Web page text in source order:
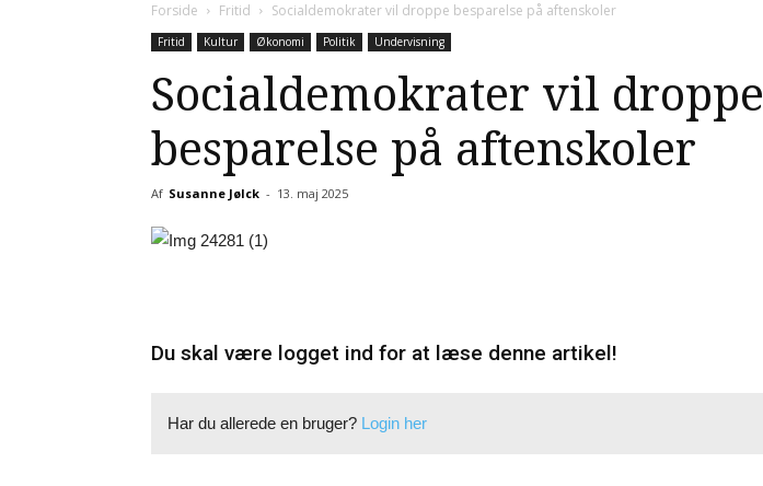
Forside Fritid Socialdemokrater vil droppe besparelse på aftenskoler
Fritid Kultur Økonomi Politik Undervisning
Socialdemokrater vil droppe
besparelse på aftenskoler
Af Susanne Jølck - 13. maj 2025
Du skal være logget ind for at læse denne artikel!
Har du allerede en bruger? Login her